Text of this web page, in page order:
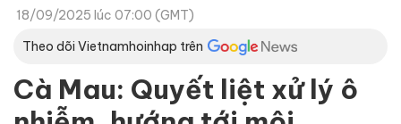
18/09/2025 lúc 07:00 (GMT)
Theo dõi Vietnamhoinhap trên
Cà Mau: Quyết liệt xử lý ô